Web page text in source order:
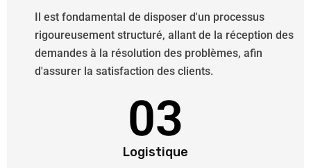
Il est fondamental de disposer d'un processus
rigoureusement structuré, allant de la réception des
demandes à la résolution des problèmes, afin
d'assurer la satisfaction des clients.
03
Logistique